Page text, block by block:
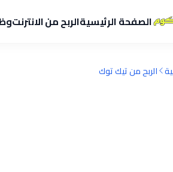
الصفحة الرئيسيةالربح من الانترنت
الربح من تيك توك